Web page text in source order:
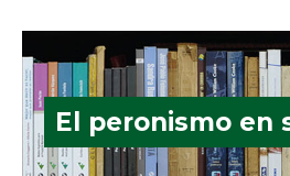
El peronismo en